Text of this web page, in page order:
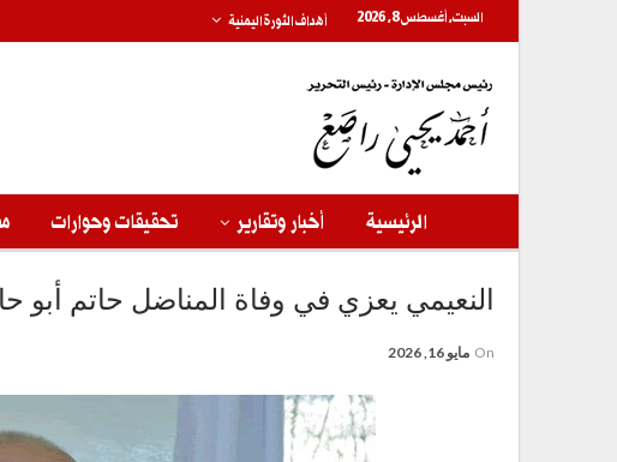
السبت, أغسطس 8, 2026 أهداف الثورة اليمنية
الرئيسية أخبار وتقارير تحقيقات وحوارات
النعيمي يعزي في وفاة المناضل حاتم أبو
On مايو 16, 2026